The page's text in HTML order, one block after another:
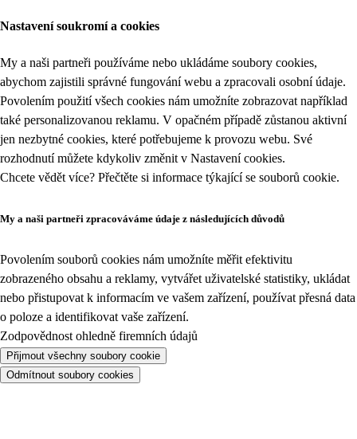
Nastavení soukromí a cookies
My a naši partneři používáme nebo ukládáme soubory cookies,
abychom zajistili správné fungování webu a zpracovali osobní údaje.
Povolením použití všech cookies nám umožníte zobrazovat například
také personalizovanou reklamu. V opačném případě zůstanou aktivní
jen nezbytné cookies, které potřebujeme k provozu webu. Své
rozhodnutí můžete kdykoliv změnit v Nastavení cookies.
Chcete vědět více? Přečtěte si informace týkající se souborů cookie.
My a naši partneři zpracováváme údaje z následujících důvodů
Povolením souborů cookies nám umožníte měřit efektivitu
zobrazeného obsahu a reklamy, vytvářet uživatelské statistiky, ukládat
nebo přistupovat k informacím ve vašem zařízení, používat přesná data
o poloze a identifikovat vaše zařízení.
Zodpovědnost ohledně firemních údajů
Přijmout všechny soubory cookie
Odmítnout soubory cookies